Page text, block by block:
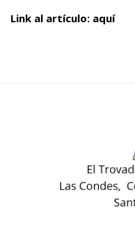
Link al artículo: aquí